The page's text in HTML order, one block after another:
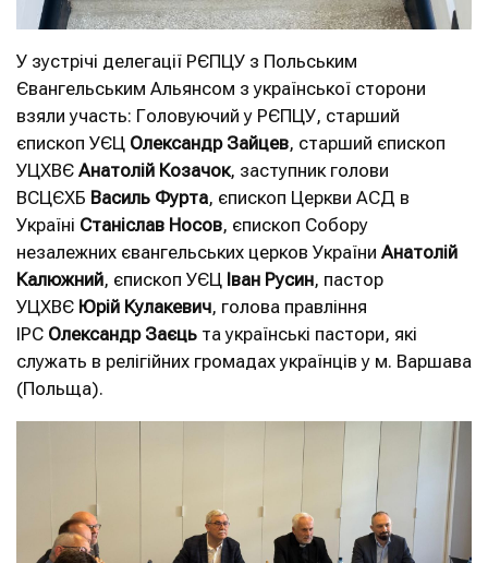
У зустрічі делегації РЄПЦУ з Польським
Євангельським Альянсом з української сторони
взяли участь: Головуючий у РЄПЦУ, старший
єпископ УЄЦ Олександр Зайцев, старший єпископ
УЦХВЄ Анатолій Козачок, заступник голови
ВСЦЄХБ Василь Фурта, єпископ Церкви АСД в
Україні Станіслав Носов, єпископ Собору
незалежних євангельських церков України Анатолій
Калюжний, єпископ УЄЦ Іван Русин, пастор
УЦХВЄ Юрій Кулакевич, голова правління
ІРС Олександр Заєць та українські пастори, які
служать в релігійних громадах українців у м. Варшава
(Польща).